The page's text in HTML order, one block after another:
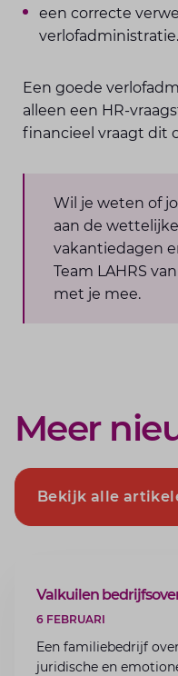
een correcte
verlofadministratie.
Een goede
alleen een HR-
financieel vraagt dit
Wil je weten of
aan de
vakantiedagen
Team LAHRS
met je mee.
Meer
Bekijk alle
ARTIKEL
Valkuilen
6 FEBRUARI
Een familiebedrijf
juridische en